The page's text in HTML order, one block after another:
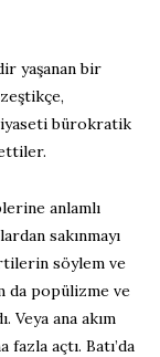
yaşanan bir
bürokratik
anlamlı
sakınmayı
söylem ve
da popülizme ve
Veya ana akım
açtı. Batı’da